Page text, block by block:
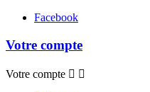
Facebook
Votre compte
Votre compte  